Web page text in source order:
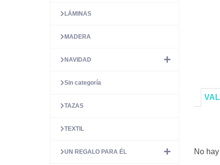
No
LÁMINAS
MADERA
NAVIDAD
Sin categoría
TAZAS
TEXTIL
UN REGALO PARA ÉL